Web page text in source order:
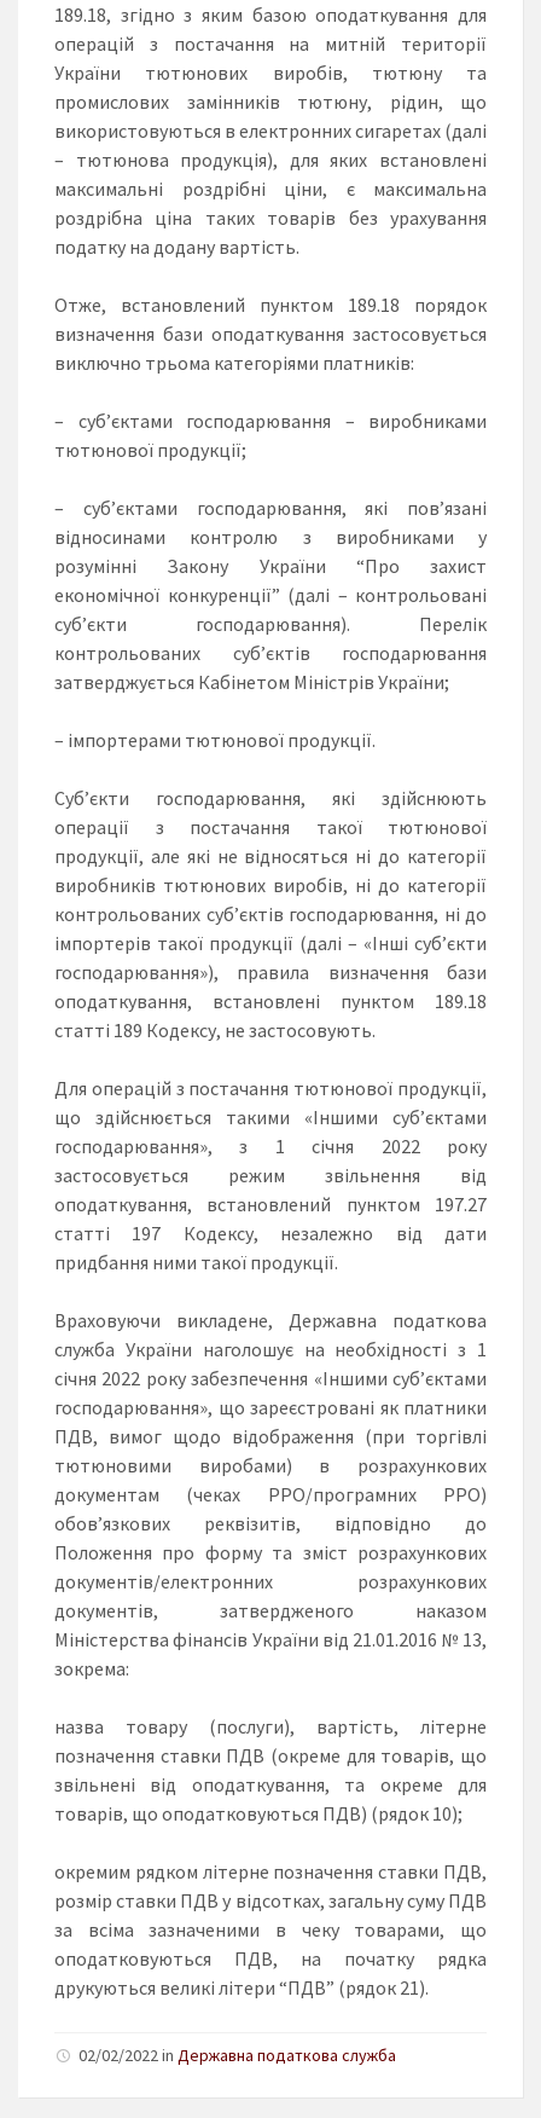
189.18, згідно з яким базою оподаткування для
операцій з постачання на митній території
України тютюнових виробів, тютюну та
промислових замінників тютюну, рідин, що
використовуються в електронних сигаретах (далі
– тютюнова продукція), для яких встановлені
максимальні роздрібні ціни, є максимальна
роздрібна ціна таких товарів без урахування
податку на додану вартість.
Отже, встановлений пунктом 189.18 порядок
визначення бази оподаткування застосовується
виключно трьома категоріями платників:
– суб’єктами господарювання – виробниками
тютюнової продукції;
– суб’єктами господарювання, які пов’язані
відносинами контролю з виробниками у
розумінні Закону України “Про захист
економічної конкуренції” (далі – контрольовані
суб’єкти господарювання). Перелік
контрольованих суб’єктів господарювання
затверджується Кабінетом Міністрів України;
– імпортерами тютюнової продукції.
Суб’єкти господарювання, які здійснюють
операції з постачання такої тютюнової
продукції, але які не відносяться ні до категорії
виробників тютюнових виробів, ні до категорії
контрольованих суб’єктів господарювання, ні до
імпортерів такої продукції (далі – «Інші суб’єкти
господарювання»), правила визначення бази
оподаткування, встановлені пунктом 189.18
статті 189 Кодексу, не застосовують.
Для операцій з постачання тютюнової продукції,
що здійснюється такими «Іншими суб’єктами
господарювання», з 1 січня 2022 року
застосовується режим звільнення від
оподаткування, встановлений пунктом 197.27
статті 197 Кодексу, незалежно від дати
придбання ними такої продукції.
Враховуючи викладене, Державна податкова
служба України наголошує на необхідності з 1
січня 2022 року забезпечення «Іншими суб’єктами
господарювання», що зареєстровані як платники
ПДВ, вимог щодо відображення (при торгівлі
тютюновими виробами) в розрахункових
документам (чеках РРО/програмних РРО)
обов’язкових реквізитів, відповідно до
Положення про форму та зміст розрахункових
документів/електронних розрахункових
документів, затвердженого наказом
Міністерства фінансів України від 21.01.2016 № 13,
зокрема:
назва товару (послуги), вартість, літерне
позначення ставки ПДВ (окреме для товарів, що
звільнені від оподаткування, та окреме для
товарів, що оподатковуються ПДВ) (рядок 10);
окремим рядком літерне позначення ставки ПДВ,
розмір ставки ПДВ у відсотках, загальну суму ПДВ
за всіма зазначеними в чеку товарами, що
оподатковуються ПДВ, на початку рядка
друкуються великі літери “ПДВ” (рядок 21).
02/02/2022 in Державна податкова служба